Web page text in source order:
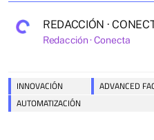
REDACCIÓN ·
Redacción · Conecta
INNOVACIÓN ADVANCED
AUTOMATIZACIÓN